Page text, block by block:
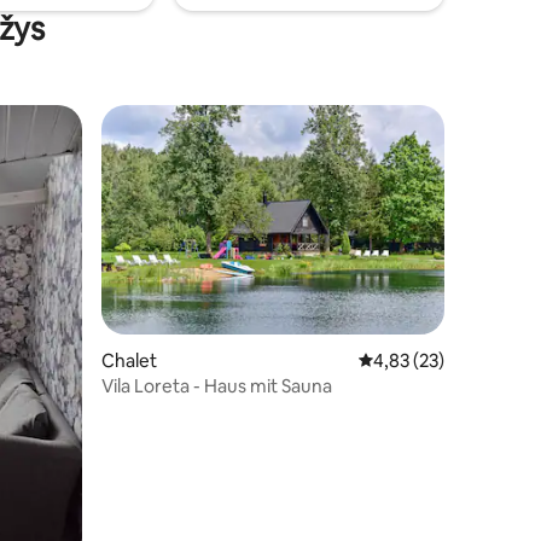
BewertungenChalet Durchschnittliche
4,83 (23)
Vila Loreta - Haus mit Sauna